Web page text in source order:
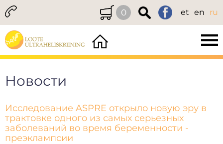
0 et en ru
Новости
Исследование ASPRE открыло новую эру в
трактовке одного из самых серьезных
заболеваний во время беременности -
преэклампсии